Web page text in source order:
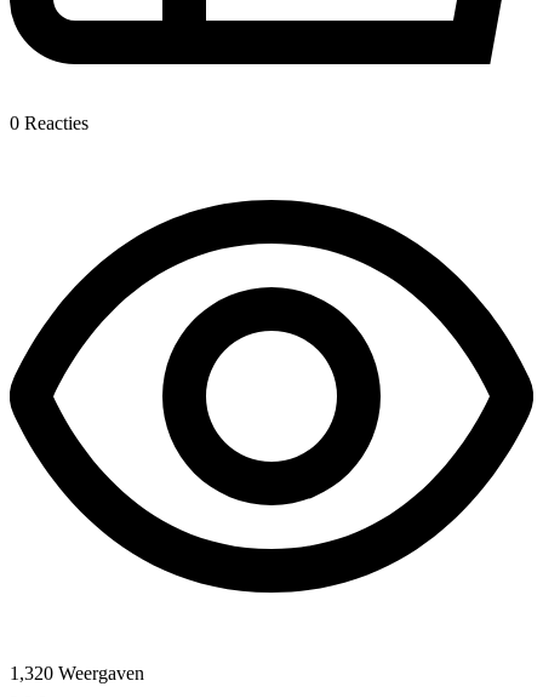
0 Reacties
1,320 Weergaven